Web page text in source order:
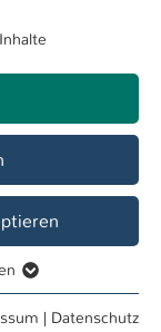
Starke
(Dipl.-Ing.,
Funktionen
| Datenschutz